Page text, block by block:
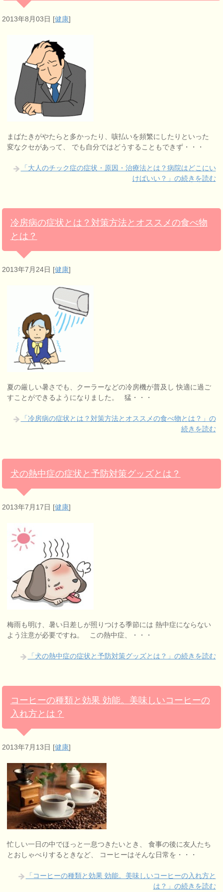
2013年8月03日 [健康]
まばたきがやたらと多かったり、咳払いを頻繁にしたりといった
変なクセがあって、 でも自分ではどうすることもできず・・・
「大人のチック症の症状・原因・治療法とは？病院はどこにい
けばいい？」の続きを読む
冷房病の症状とは？対策方法とオススメの食べ物
とは？
2013年7月24日 [健康]
夏の厳しい暑さでも、クーラーなどの冷房機が普及し 快適に過ご
すことができるようになりました。 猛・・・
「冷房病の症状とは？対策方法とオススメの食べ物とは？」の
続きを読む
犬の熱中症の症状と予防対策グッズとは？
2013年7月17日 [健康]
梅雨も明け、暑い日差しが照りつける季節には 熱中症にならない
よう注意が必要ですね。 この熱中症、・・・
「犬の熱中症の症状と予防対策グッズとは？」の続きを読む
コーヒーの種類と効果 効能。美味しいコーヒーの
入れ方とは？
2013年7月13日 [健康]
忙しい一日の中でほっと一息つきたいとき、 食事の後に友人たち
とおしゃべりするときなど、 コーヒーはそんな日常を・・・
「コーヒーの種類と効果 効能。美味しいコーヒーの入れ方と
は？」の続きを読む